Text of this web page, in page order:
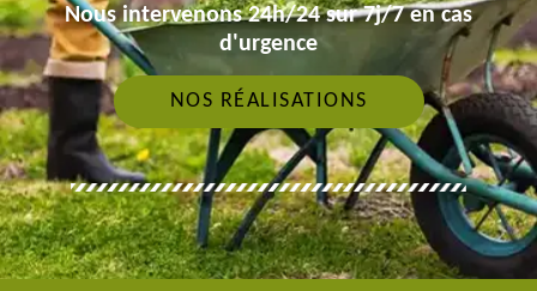
Nous intervenons 24h/24 sur 7j/7 en cas
d'urgence
NOS RÉALISATIONS